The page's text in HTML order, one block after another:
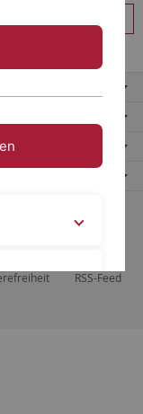
RSS-Feed